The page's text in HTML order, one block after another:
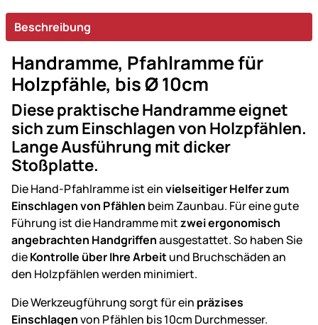
Beschreibung
Handramme, Pfahlramme für
Holzpfähle, bis Ø 10cm
Diese praktische Handramme eignet
sich zum Einschlagen von Holzpfählen.
Lange Ausführung mit dicker
Stoßplatte.
Die Hand-Pfahlramme ist einvielseitiger Helfer zum
Einschlagen von Pfählen beim Zaunbau. Für eine gute
Führung ist die Handramme mitzwei ergonomisch
angebrachten Handgriffenausgestattet. So haben Sie
dieKontrolle über Ihre Arbeitund Bruchschäden an
den Holzpfählen werden minimiert.
Die Werkzeugführung sorgt für ein präzises
Einschlagenvon Pfählen bis 10cm Durchmesser.